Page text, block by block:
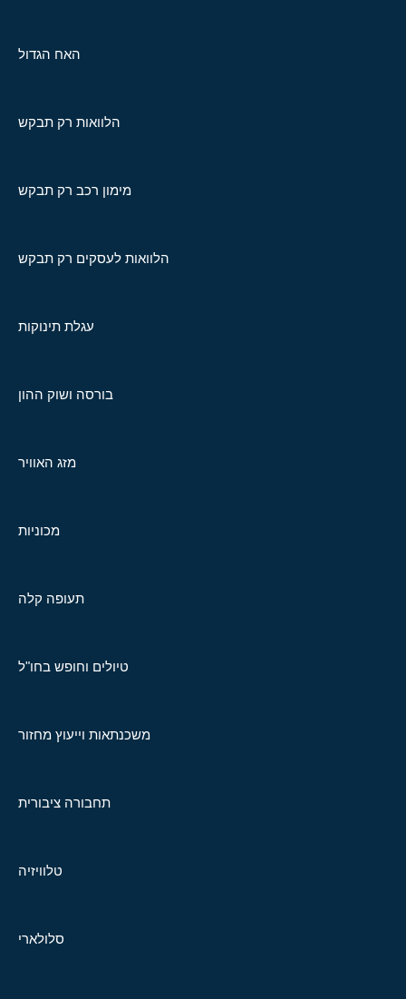
האח הגדול
הלוואות רק תבקש
מימון רכב רק תבקש
הלוואות לעסקים רק תבקש
עגלת תינוקות
בורסה ושוק ההון
מזג האוויר
מכוניות
תעופה קלה
טיולים וחופש בחו"ל
משכנתאות וייעוץ מחזור
תחבורה ציבורית
טלוויזיה
סלולארי